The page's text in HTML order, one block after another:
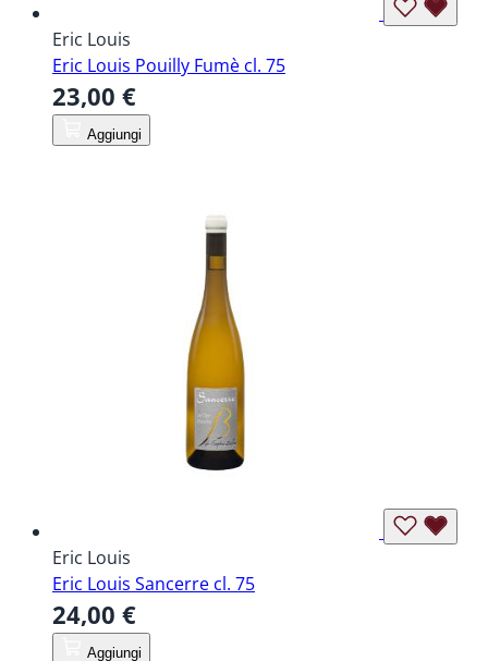
Eric Louis
Eric Louis Pouilly Fumè cl. 75
23,00 €
Aggiungi
Eric Louis
Eric Louis Sancerre cl. 75
24,00 €
Aggiungi